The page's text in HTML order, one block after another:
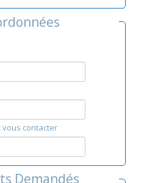
contacter
Demandés